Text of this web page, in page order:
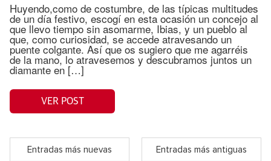
Huyendo,como de costumbre, de las típicas multitudes
de un día festivo, escogí en esta ocasión un concejo al
que llevo tiempo sin asomarme, Ibias, y un pueblo al
que, como curiosidad, se accede atravesando un
puente colgante. Así que os sugiero que me agarréis
de la mano, lo atravesemos y descubramos juntos un
diamante en […]
VER POST
Entradas más nuevas Entradas más antiguas